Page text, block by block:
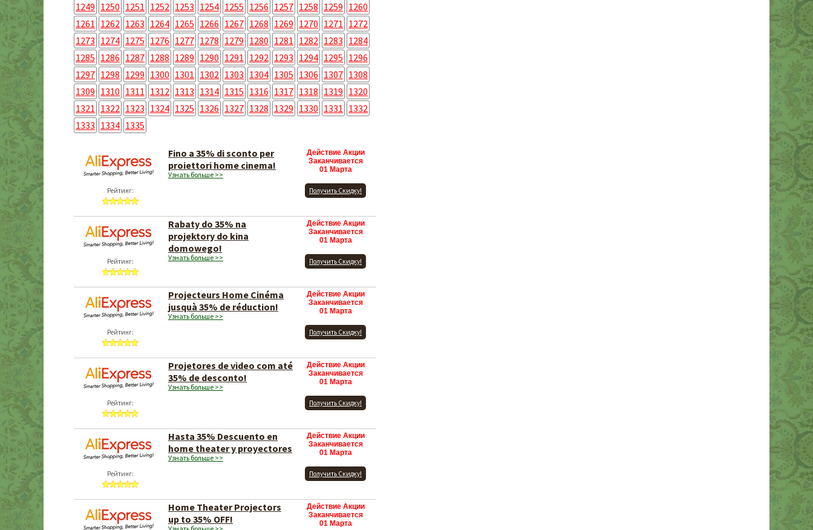
1249 1250 1251 1252 1253 1254 1255 1256 1257 1258 1259 1260
1261 1262 1263 1264 1265 1266 1267 1268 1269 1270 1271 1272
1273 1274 1275 1276 1277 1278 1279 1280 1281 1282 1283 1284
1285 1286 1287 1288 1289 1290 1291 1292 1293 1294 1295 1296
1297 1298 1299 1300 1301 1302 1303 1304 1305 1306 1307 1308
1309 1310 1311 1312 1313 1314 1315 1316 1317 1318 1319 1320
1321 1322 1323 1324 1325 1326 1327 1328 1329 1330 1331 1332
1333 1334 1335
Рейтинг:
Fino a 35% di sconto per
proiettori home cinema!
Узнать больше >>
Действие Акции
Заканчивается
01 Марта
Получить Скидку!
Рейтинг:
Rabaty do 35% na
projektory do kina
domowego!
Узнать больше >>
Действие Акции
Заканчивается
01 Марта
Получить Скидку!
Рейтинг:
Projecteurs Home Cinéma
jusquà 35% de réduction!
Узнать больше >>
Действие Акции
Заканчивается
01 Марта
Получить Скидку!
Рейтинг:
Projetores de video com até
35% de desconto!
Узнать больше >>
Действие Акции
Заканчивается
01 Марта
Получить Скидку!
Рейтинг:
Hasta 35% Descuento en
home theater y proyectores
Узнать больше >>
Действие Акции
Заканчивается
01 Марта
Получить Скидку!
Home Theater Projectors
up to 35% OFF!
Действие Акции
Заканчивается
01 Марта